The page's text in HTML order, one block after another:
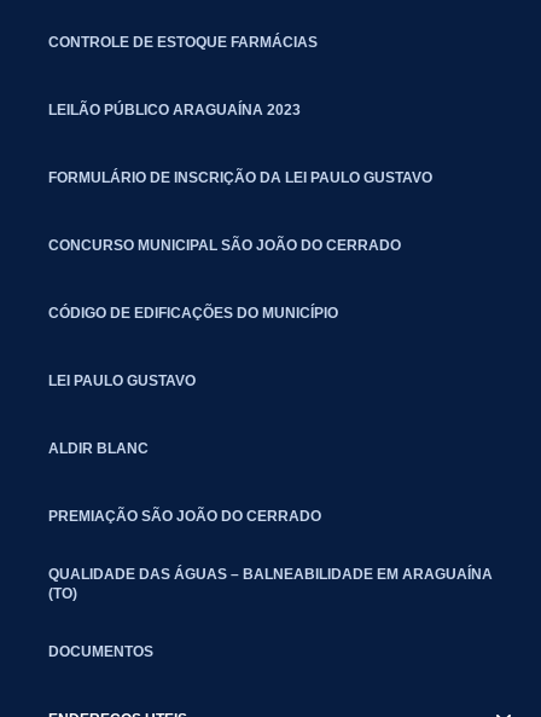
CONTROLE DE ESTOQUE FARMÁCIAS
LEILÃO PÚBLICO ARAGUAÍNA 2023
FORMULÁRIO DE INSCRIÇÃO DA LEI PAULO GUSTAVO
CONCURSO MUNICIPAL SÃO JOÃO DO CERRADO
CÓDIGO DE EDIFICAÇÕES DO MUNICÍPIO
LEI PAULO GUSTAVO
ALDIR BLANC
PREMIAÇÃO SÃO JOÃO DO CERRADO
QUALIDADE DAS ÁGUAS – BALNEABILIDADE EM ARAGUAÍNA
(TO)
DOCUMENTOS